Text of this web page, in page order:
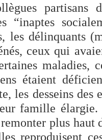
partisans
“inaptes
les délinquants
ceux qui
étaient
les desseins des
famille élargie.
plus haut
reproduisent